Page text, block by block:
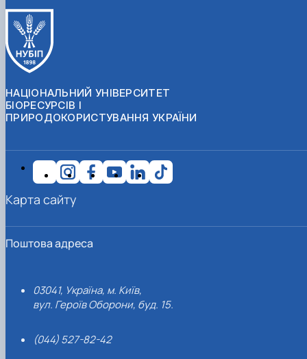
НАЦІОНАЛЬНИЙ УНІВЕРСИТЕТ
БІОРЕСУРСІВ І
ПРИРОДОКОРИСТУВАННЯ УКРАЇНИ
Поштова адреса
03041, Україна, м. Київ,
вул. Героїв Оборони, буд. 15.
(044) 527-82-42
Карта сайту